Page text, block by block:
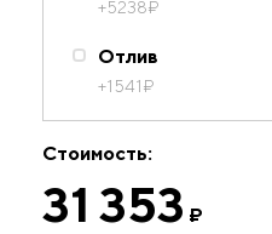
+5238₽
Отлив
+1541₽
Стоимость:
31 353 ₽